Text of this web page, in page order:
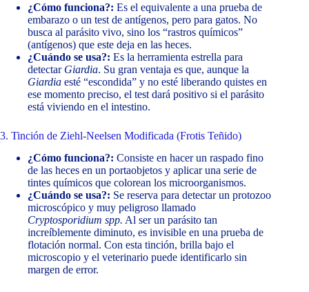
¿Cómo funciona?: Es el equivalente a una prueba de
embarazo o un test de antígenos, pero para gatos. No
busca al parásito vivo, sino los “rastros químicos”
(antígenos) que este deja en las heces.
¿Cuándo se usa?: Es la herramienta estrella para
detectar Giardia. Su gran ventaja es que, aunque la
Giardia esté “escondida” y no esté liberando quistes en
ese momento preciso, el test dará positivo si el parásito
está viviendo en el intestino.
3. Tinción de Ziehl-Neelsen Modificada (Frotis Teñido)
¿Cómo funciona?: Consiste en hacer un raspado fino
de las heces en un portaobjetos y aplicar una serie de
tintes químicos que colorean los microorganismos.
¿Cuándo se usa?: Se reserva para detectar un protozoo
microscópico y muy peligroso llamado
Cryptosporidium spp. Al ser un parásito tan
increíblemente diminuto, es invisible en una prueba de
flotación normal. Con esta tinción, brilla bajo el
microscopio y el veterinario puede identificarlo sin
margen de error.